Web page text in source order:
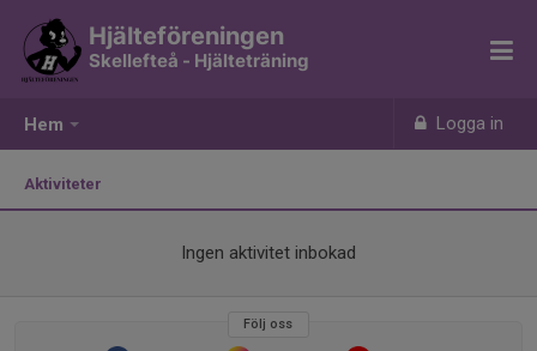
Hem Logga in
Hjälteföreningen
Skellefteå - Hjälteträning
Aktiviteter
Ingen aktivitet inbokad
Följ oss